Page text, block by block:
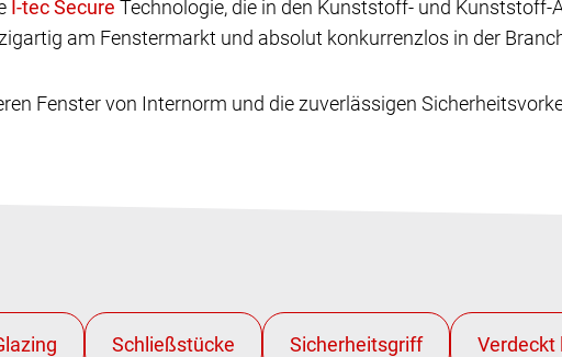
Technologie, die in den Kunststoff- und
am Fenstermarkt und absolut konkurrenzlos in der
Fenster von Internorm und die zuverlässigen